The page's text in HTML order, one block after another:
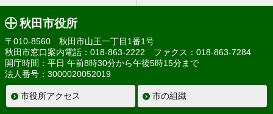
秋田市役所
〒010-8560 秋田市山王一丁目1番1号
秋田市窓口案内電話：018-863-2222 ファクス：018-863-7284
開庁時間：平日 午前8時30分から午後5時15分まで
法人番号：3000020052019
市役所アクセス 市の組織